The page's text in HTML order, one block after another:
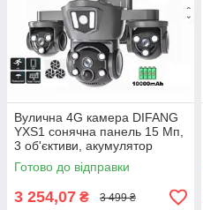
Вулична 4G камера DIFANG
YXS1 сонячна панель 15 Мп,
3 об'єктиви, акумулятор
10000 мА·год, PIR
Готово до відправки
3 254,07 ₴ 3 499 ₴